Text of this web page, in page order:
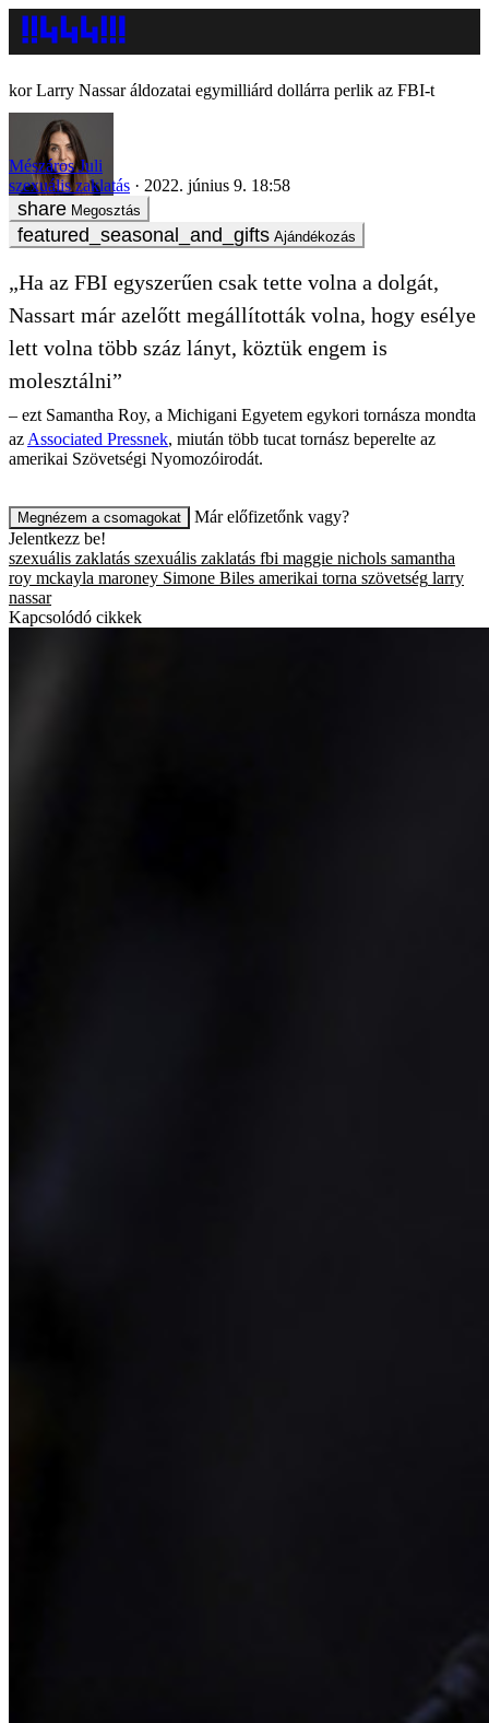
Larry Nassar áldozatai egymilliárd dollárra perlik az FBI-t
Mészáros Juli
szexuális zaklatás
2022. június 9. 18:58
Megosztás
Ajándékozás
„Ha az FBI egyszerűen csak tette volna a dolgát,
Nassart már azelőtt megállították volna, hogy esélye
lett volna több száz lányt, köztük engem is
molesztálni”
– ezt Samantha Roy, a Michigani Egyetem egykori tornásza mondta
az Associated Pressnek, miután több tucat tornász beperelte az
amerikai Szövetségi Nyomozóirodát.
Megnézem a csomagokat
Már előfizetőnk vagy?
Jelentkezz be!
szexuális zaklatás szexuális zaklatás fbi maggie nichols samantha
roy mckayla maroney Simone Biles amerikai torna szövetség larry
nassar
Kapcsolódó cikkek